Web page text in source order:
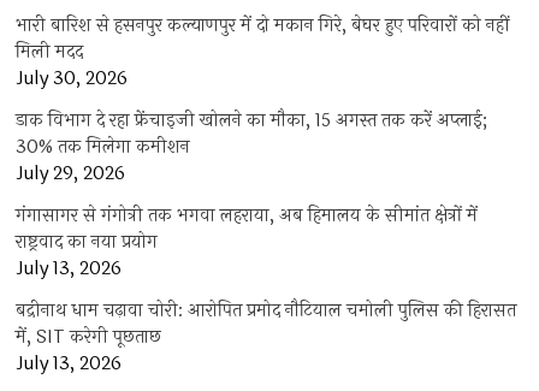
भारी बारिश से हसनपुर कल्याणपुर में दो मकान गिरे, बेघर हुए परिवारों को नहीं
मिली मदद
July 30, 2026
डाक विभाग दे रहा फ्रेंचाइजी खोलने का मौका, 15 अगस्त तक करें अप्लाई;
30% तक मिलेगा कमीशन
July 29, 2026
गंगासागर से गंगोत्री तक भगवा लहराया, अब हिमालय के सीमांत क्षेत्रों में
राष्ट्रवाद का नया प्रयोग
July 13, 2026
बद्रीनाथ धाम चढ़ावा चोरी: आरोपित प्रमोद नौटियाल चमोली पुलिस की हिरासत
में, SIT करेगी पूछताछ
July 13, 2026